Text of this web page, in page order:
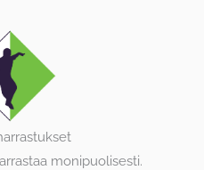
monipuolisesti.